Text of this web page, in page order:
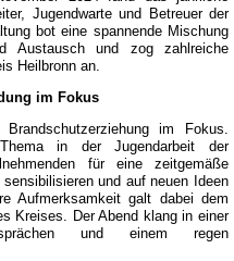
Jugendwarte und Betreuer der
bot eine spannende Mischung
Austausch und zog zahlreiche
Heilbronn an.
im Fokus
im Fokus.
in der Jugendarbeit der
für eine zeitgemäße
und auf neuen Ideen
Aufmerksamkeit galt dabei dem
Kreises. Der Abend klang in einer
und einem regen